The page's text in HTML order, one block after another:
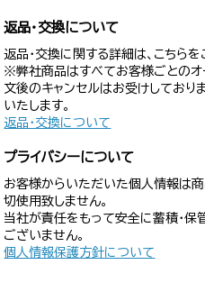
返品・交換について
返品・交換に関する詳細は、こちらを
※弊社商品はすべてお客様ごとのオ
文後のキャンセルはお受けしており
いたします。
返品・交換について
プライバシーについて
お客様からいただいた個人情報は
切使用致しません。
当社が責任をもって安全に蓄積・保
ございません。
個人情報保護方針について